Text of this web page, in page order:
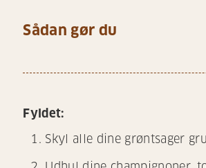
Sådan gør du
Fyldet:
Skyl alle dine grøntsager